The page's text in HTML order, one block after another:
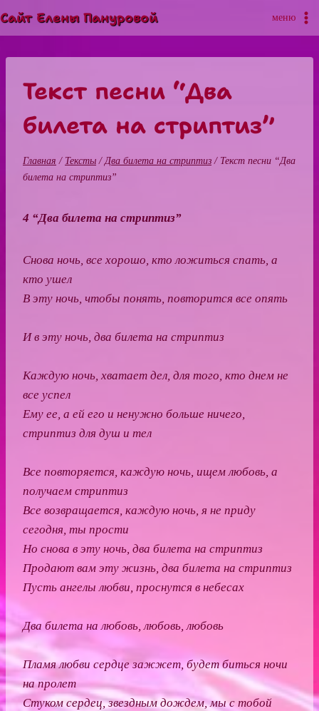
Перейти
к
Сайт Елены Пануровой меню
Текст песни “Два
билета на стриптиз”
Главная / Тексты / Два билета на стриптиз / Текст песни “Два
билета на стриптиз”
4 “Два билета на стриптиз”
Снова ночь, все хорошо, кто ложиться спать, а
кто ушел
В эту ночь, чтобы понять, повторится все опять
И в эту ночь, два билета на стриптиз
Каждую ночь, хватает дел, для того, кто днем не
все успел
Ему ее, а ей его и ненужно больше ничего,
стриптиз для душ и тел
Все повторяется, каждую ночь, ищем любовь, а
получаем стриптиз
Все возвращается, каждую ночь, я не приду
сегодня, ты прости
Но снова в эту ночь, два билета на стриптиз
Продают вам эту жизнь, два билета на стриптиз
Пусть ангелы любви, проснутся в небесах
Два билета на любовь, любовь, любовь
Пламя любви сердце зажжет, будет биться ночи
на пролет
Стуком сердец, звездным дождем, мы с тобой